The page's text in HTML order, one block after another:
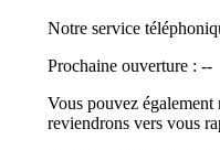
Notre service
Prochaine ouverture : --
Vous pouvez
reviendrons vers vous